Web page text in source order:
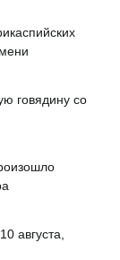
говядину со
августа,